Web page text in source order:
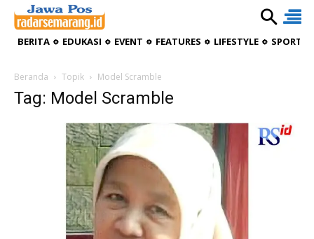
BERITA EDUKASI EVENT FEATURES LIFESTYLE
Beranda Topik Model Scramble
Tag: Model Scramble